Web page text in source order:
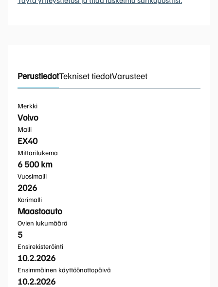
PerustiedotTekniset tiedotVarusteet
Merkki
Volvo
Malli
EX40
Mittarilukema
6 500 km
Vuosimalli
2026
Korimalli
Maastoauto
Ovien lukumäärä
5
Ensirekisteröinti
10.2.2026
Ensimmäinen käyttöönottopäivä
10.2.2026